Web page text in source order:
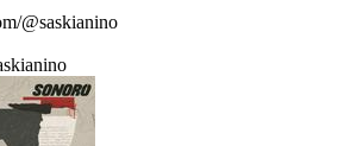
@saskianino